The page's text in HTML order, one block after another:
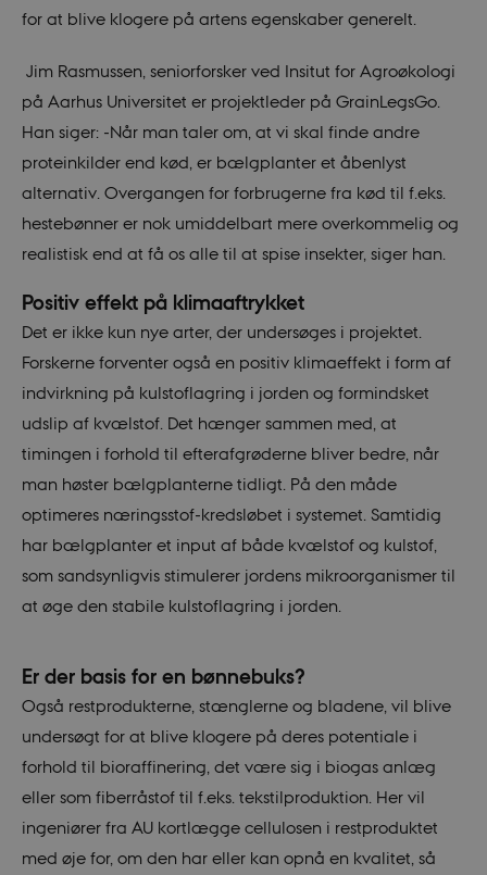
for at blive klogere på artens egenskaber generelt.
Jim Rasmussen, seniorforsker ved Insitut for Agroøkologi
på Aarhus Universitet er projektleder på GrainLegsGo.
Han siger: -Når man taler om, at vi skal finde andre
proteinkilder end kød, er bælgplanter et åbenlyst
alternativ. Overgangen for forbrugerne fra kød til f.eks.
hestebønner er nok umiddelbart mere overkommelig og
realistisk end at få os alle til at spise insekter, siger han.
Positiv effekt på klimaaftrykket
Det er ikke kun nye arter, der undersøges i projektet.
Forskerne forventer også en positiv klimaeffekt i form af
indvirkning på kulstoflagring i jorden og formindsket
udslip af kvælstof. Det hænger sammen med, at
timingen i forhold til efterafgrøderne bliver bedre, når
man høster bælgplanterne tidligt. På den måde
optimeres næringsstof-kredsløbet i systemet. Samtidig
har bælgplanter et input af både kvælstof og kulstof,
som sandsynligvis stimulerer jordens mikroorganismer til
at øge den stabile kulstoflagring i jorden.
Er der basis for en bønnebuks?
Også restprodukterne, stænglerne og bladene, vil blive
undersøgt for at blive klogere på deres potentiale i
forhold til bioraffinering, det være sig i biogas anlæg
eller som fiberråstof til f.eks. tekstilproduktion. Her vil
ingeniører fra AU kortlægge cellulosen i restproduktet
med øje for, om den har eller kan opnå en kvalitet, så